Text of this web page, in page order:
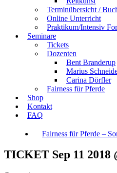
Terminübersicht /
Online Unterricht
Praktikum/Intensiv
Seminare
Tickets
Dozenten
Bent Branderup
Marius
Carina Dörfler
Fairness für Pferde
Shop
Kontakt
FAQ
Fairness für Pferde –
TICKET Sep 11 2018